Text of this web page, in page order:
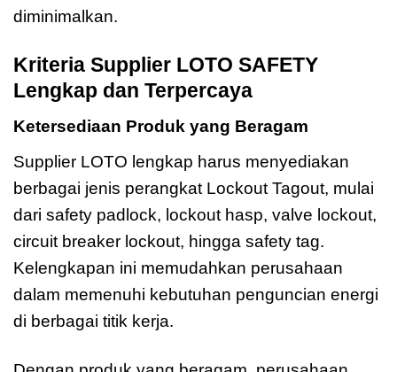
diminimalkan.
Kriteria Supplier LOTO SAFETY
Lengkap dan Terpercaya
Ketersediaan Produk yang Beragam
Supplier LOTO lengkap harus menyediakan
berbagai jenis perangkat Lockout Tagout, mulai
dari safety padlock, lockout hasp, valve lockout,
circuit breaker lockout, hingga safety tag.
Kelengkapan ini memudahkan perusahaan
dalam memenuhi kebutuhan penguncian energi
di berbagai titik kerja.